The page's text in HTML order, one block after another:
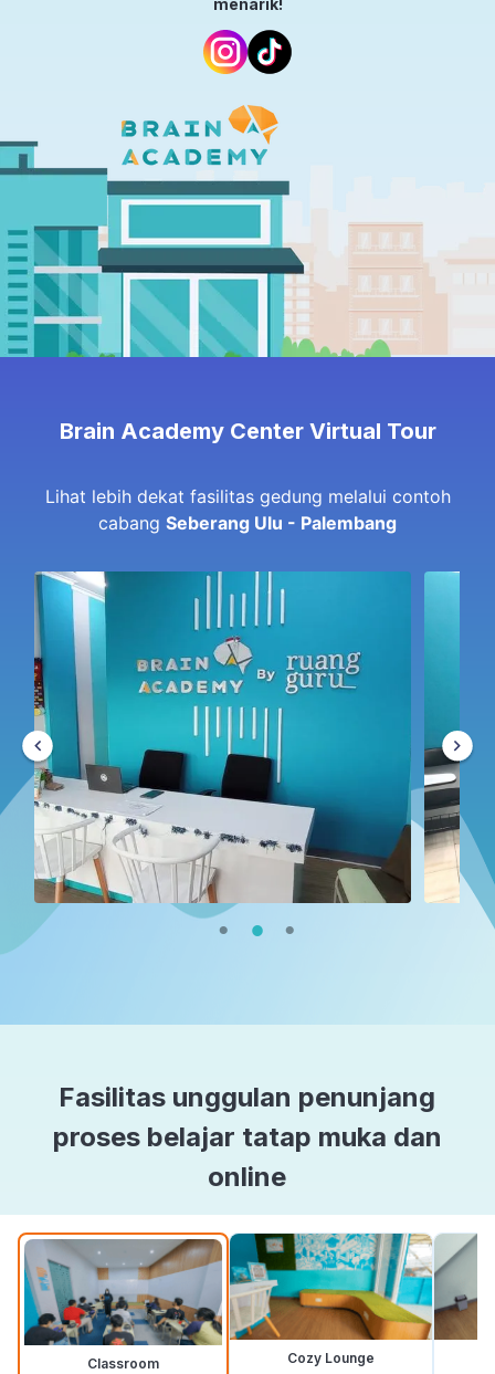
menarik!
Brain Academy Center Virtual Tour
Lihat lebih dekat fasilitas gedung melalui contoh
cabang Seberang Ulu - Palembang
Fasilitas unggulan penunjang
proses belajar tatap muka dan
online
Classroom Cozy Lounge